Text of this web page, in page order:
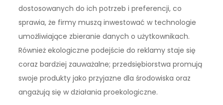
dostosowanych do ich potrzeb i preferencji, co
sprawia, że firmy muszą inwestować w technologie
umożliwiające zbieranie danych o użytkownikach.
Również ekologiczne podejście do reklamy staje się
coraz bardziej zauważalne; przedsiębiorstwa promują
swoje produkty jako przyjazne dla środowiska oraz
angażują się w działania proekologiczne.